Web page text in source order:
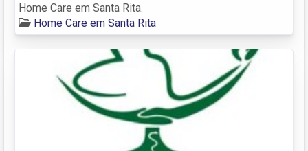
Home Care em Santa Rita.
Home Care em Santa Rita